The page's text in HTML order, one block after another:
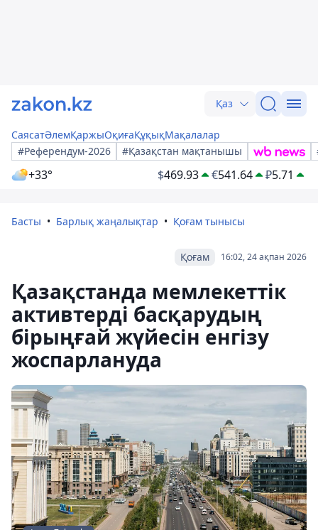
Қаз
СаясатӘлемҚаржыОқиғаҚұқықМақалалар
#Референдум-2026
#Қазақстан мақтанышы
+33° $469.93 €541.64 ₽5.71
Басты Барлық жаңалықтар Қоғам тынысы
16:02, 24 ақпан 2026
Қоғам
Қазақстанда мемлекеттік
активтерді басқарудың
бірыңғай жүйесін енгізу
жоспарлануда